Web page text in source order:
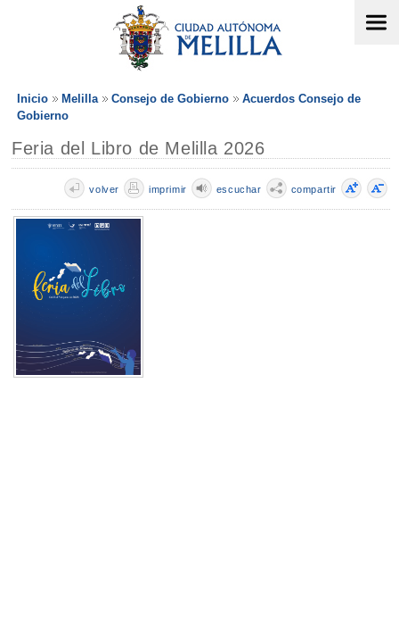
Inicio Melilla Consejo de Gobierno
Acuerdos Consejo de
Gobierno
Feria del Libro de Melilla 2026
compartir
escuchar
imprimir
volver